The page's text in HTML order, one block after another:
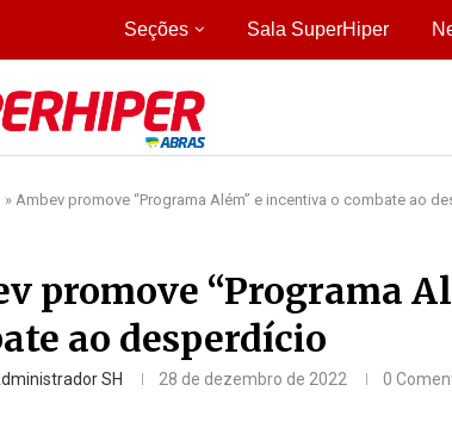
Seções Sala SuperHiper
» Ambev promove “Programa Além” e incentiva o combate ao
promove “Programa
ao desperdício
SH 28 de dezembro de 2022 0